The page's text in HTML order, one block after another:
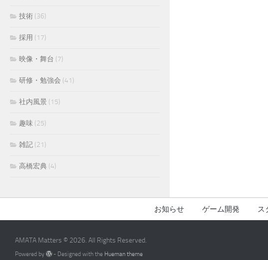
技術 (36)
採用 (17)
映像・舞台 (7)
研修・勉強会 (41)
社内風景 (15)
趣味 (25)
雑記 (21)
高橋宏典 (4)
お知らせ ゲーム開発 ス
AMATA Matters © 2026. All Rights Reserved.
Powered by - Designed with the Hueman theme